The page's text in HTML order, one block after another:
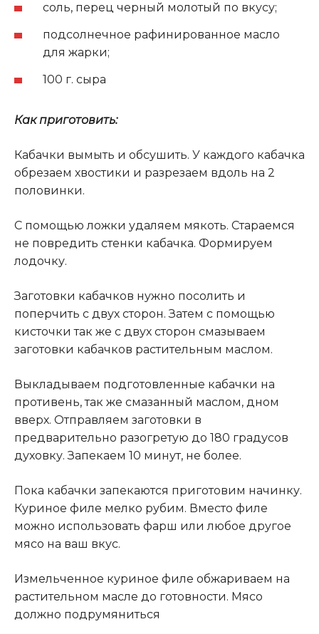
соль, перец черный молотый по вкусу;
подсолнечное рафинированное масло
для жарки;
100 г. сыра
Как приготовить:
Кабачки вымыть и обсушить. У каждого кабачка
обрезаем хвостики и разрезаем вдоль на 2
половинки.
С помощью ложки удаляем мякоть. Стараемся
не повредить стенки кабачка. Формируем
лодочку.
Заготовки кабачков нужно посолить и
поперчить с двух сторон. Затем с помощью
кисточки так же с двух сторон смазываем
заготовки кабачков растительным маслом.
Выкладываем подготовленные кабачки на
противень, так же смазанный маслом, дном
вверх. Отправляем заготовки в
предварительно разогретую до 180 градусов
духовку. Запекаем 10 минут, не более.
Пока кабачки запекаются приготовим начинку.
Куриное филе мелко рубим. Вместо филе
можно использовать фарш или любое другое
мясо на ваш вкус.
Измельченное куриное филе обжариваем на
растительном масле до готовности. Мясо
должно подрумяниться